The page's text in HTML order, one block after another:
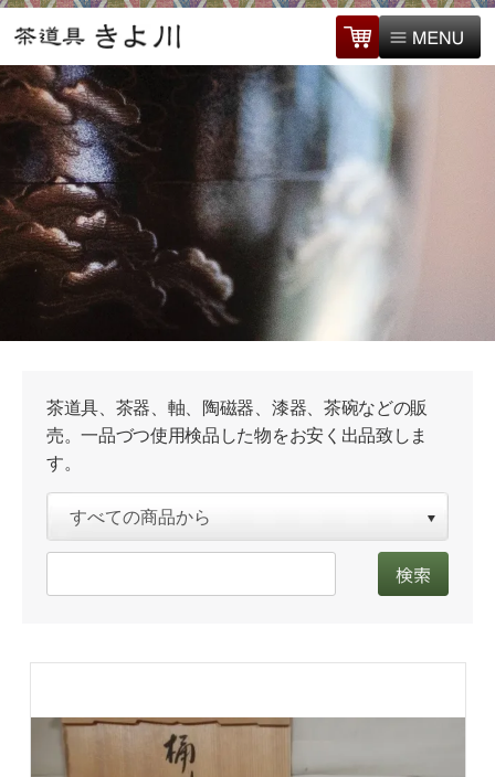
茶道具、茶器、軸、陶磁器、漆器、茶碗などの販
売。一品づつ使用検品した物をお安く出品致しま
す。